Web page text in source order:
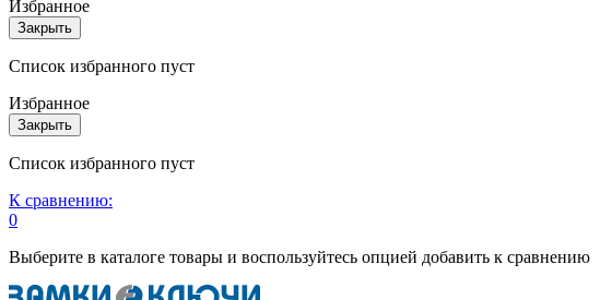
Избранное
Закрыть
Список избранного пуст
Избранное
Закрыть
Список избранного пуст
К сравнению:
0
Выберите в каталоге товары и воспользуйтесь опцией добавить к сравнению